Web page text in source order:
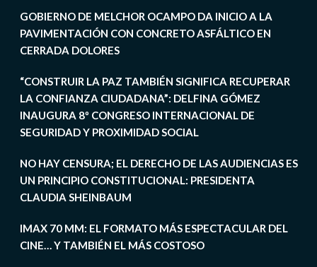
GOBIERNO DE MELCHOR OCAMPO DA INICIO A LA
PAVIMENTACIÓN CON CONCRETO ASFÁLTICO EN
CERRADA DOLORES
“CONSTRUIR LA PAZ TAMBIÉN SIGNIFICA RECUPERAR
LA CONFIANZA CIUDADANA”: DELFINA GÓMEZ
INAUGURA 8º CONGRESO INTERNACIONAL DE
SEGURIDAD Y PROXIMIDAD SOCIAL
NO HAY CENSURA; EL DERECHO DE LAS AUDIENCIAS ES
UN PRINCIPIO CONSTITUCIONAL: PRESIDENTA
CLAUDIA SHEINBAUM
IMAX 70 MM: EL FORMATO MÁS ESPECTACULAR DEL
CINE… Y TAMBIÉN EL MÁS COSTOSO